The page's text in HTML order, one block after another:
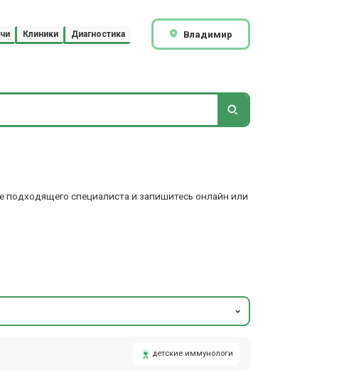
Клиники Диагностика Владимир
специалиста и запишитесь онлайн или
детские иммунологи